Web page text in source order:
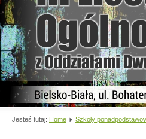
Jesteś tutaj: Home Szkoły